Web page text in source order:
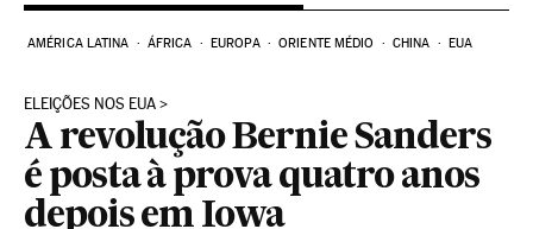
AMÉRICA LATINA ÁFRICA EUROPA ORIENTE MÉDIO CHINA EUA
ELEIÇÕES NOS EUA
A revolução Bernie Sanders
é posta à prova quatro anos
depois em Iowa